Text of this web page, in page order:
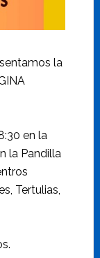
la
en la
la Pandilla
Tertulias,